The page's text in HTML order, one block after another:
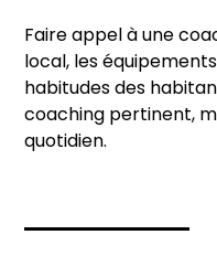
Faire appel à une
local, les
habitudes des
coaching pertinent,
quotidien.